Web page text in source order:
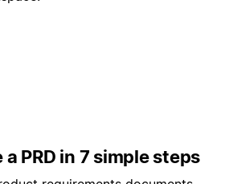
PRD in 7 simple steps